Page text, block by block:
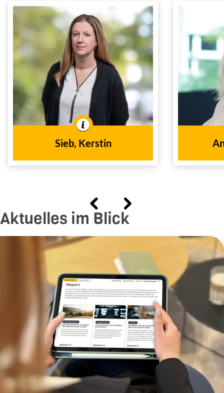
Sieb, Kerstin
Sieb, Kerstin
Generalvertreter
Kauffrau für
Versicherungen und
Finanzen
Tätig im
Innen- und
Außendienst
In der Branche tätig seit
dem Jahr
2009
In der
Aktuelles im Blick